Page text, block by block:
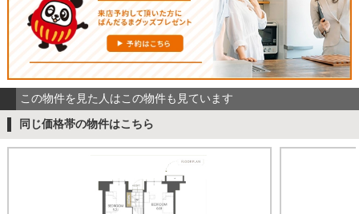
この物件を見た人はこの物件も見ています
同じ価格帯の物件はこちら